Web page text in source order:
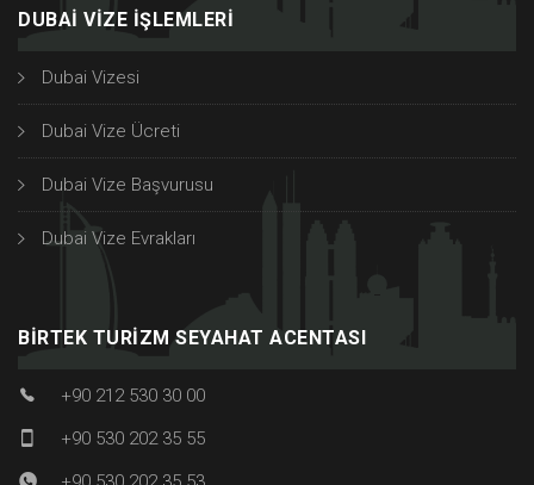
DUBAI VIZE İŞLEMLERI
Dubai Vizesi
Dubai Vize Ücreti
Dubai Vize Başvurusu
Dubai Vize Evrakları
BIRTEK TURIZM SEYAHAT ACENTASI
+90 212 530 30 00
+90 530 202 35 55